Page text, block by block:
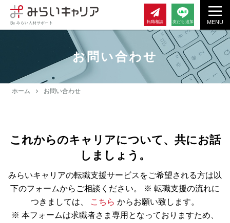
MENU
転職相談 友だち追加
お問い合わせ
ホーム お問い合わせ
これからのキャリアについて、共にお話
しましょう。
みらいキャリアの転職支援サービスをご希望される方は以
下のフォームからご相談ください。
※ 転職支援の流れに
つきましては、
こちら からお願い致します。
※ 本フォームは求職者さま専用となっておりますため、